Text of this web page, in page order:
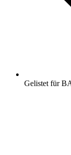
Gelistet für